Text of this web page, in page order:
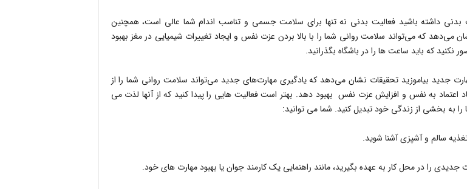
بدنی داشته باشید فعالیت بدنی نه تنها برای سلامت جسمی و تناسب اندام شما عالی است، همچنین
می‌دهد که می‌تواند سلامت روانی شما را با بالا بردن عزت نفس و ایجاد تغییرات شیمیایی در مغز بهبود
نکنید که باید ساعت ها را در باشگاه بگذرانید.
جدید بیاموزید تحقیقات نشان می‌دهد که یادگیری مهارت‌های جدید می‌تواند سلامت روانی شما را از
اعتماد به نفس و افزایش عزت نفس بهبود دهد. بهتر است فعالیت هایی را پیدا کنید که از آنها لذت می
را به بخشی از زندگی خود تبدیل کنید. شما می توانید:
سالم و آشپزی آشنا شوید.
جدیدی را در محل کار به عهده بگیرید، مانند راهنمایی یک کارمند جوان یا بهبود مهارت های خود.